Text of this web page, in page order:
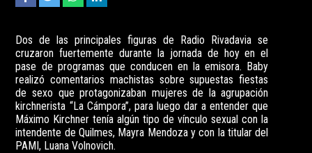
Dos de las principales figuras de Radio Rivadavia se
cruzaron fuertemente durante la jornada de hoy en el
pase de programas que conducen en la emisora. Baby
realizó comentarios machistas sobre supuestas fiestas
de sexo que protagonizaban mujeres de la agrupación
kirchnerista “La Cámpora”, para luego dar a entender que
Máximo Kirchner tenía algún tipo de vínculo sexual con la
intendente de Quilmes, Mayra Mendoza y con la titular del
PAMI, Luana Volnovich.